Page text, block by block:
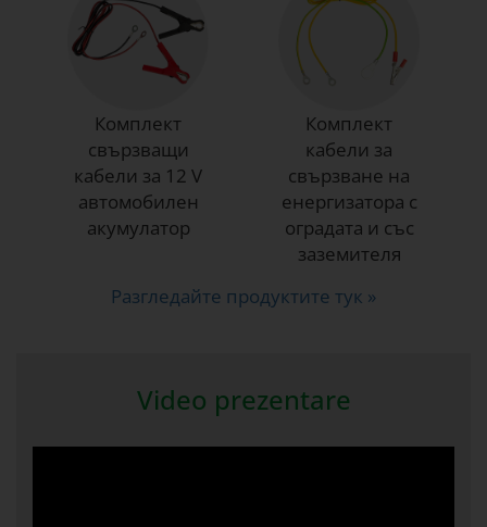
Комплект
свързващи
кабели за 12 V
автомобилен
акумулатор
Комплект
кабели за
свързване на
енергизатора с
оградата и със
заземителя
Разгледайте продуктите тук »
Video prezentare